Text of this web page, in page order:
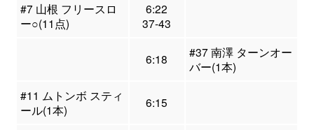
#7 山根 フリースロ
ー○(11点)
6:22
37-43
6:18
#37 南澤 ターンオー
バー(1本)
#11 ムトンボ スティ
ール(1本)
6:15